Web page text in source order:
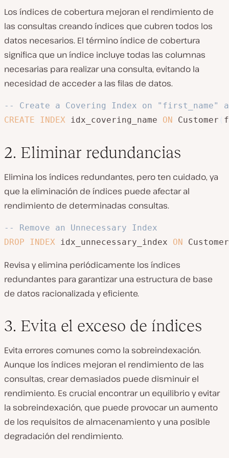
Los índices de cobertura mejoran el rendimiento de
las consultas creando índices que cubren todos los
datos necesarios. El término índice de cobertura
significa que un índice incluye todas las columnas
necesarias para realizar una consulta, evitando la
necesidad de acceder a las filas de datos.
-- Create a Covering Index on "first_name"
CREATE
INDEX idx_covering_name ON Customer
2. Eliminar redundancias
Elimina los índices redundantes, pero ten cuidado, ya
que la eliminación de índices puede afectar al
rendimiento de determinadas consultas.
-- Remove an Unnecessary Index
DROP
INDEX idx_unnecessary_index ON Customer
Revisa y elimina periódicamente los índices
redundantes para garantizar una estructura de base
de datos racionalizada y eficiente.
3. Evita el exceso de índices
Evita errores comunes como la sobreindexación.
Aunque los índices mejoran el rendimiento de las
consultas, crear demasiados puede disminuir el
rendimiento. Es crucial encontrar un equilibrio y evitar
la sobreindexación, que puede provocar un aumento
de los requisitos de almacenamiento y una posible
degradación del rendimiento.